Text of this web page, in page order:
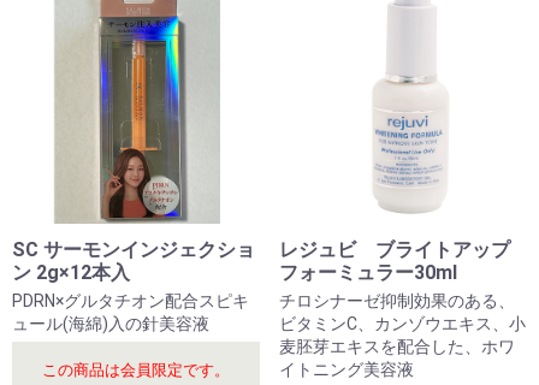
SC サーモンインジェクショ
ン 2g×12本入
PDRN×グルタチオン配合スピキ
ュール(海綿)入の針美容液
この商品は会員限定です。
レジュビ ブライトアップ
フォーミュラー30ml
チロシナーゼ抑制効果のある、
ビタミンC、カンゾウエキス、小
麦胚芽エキスを配合した、ホワ
イトニング美容液